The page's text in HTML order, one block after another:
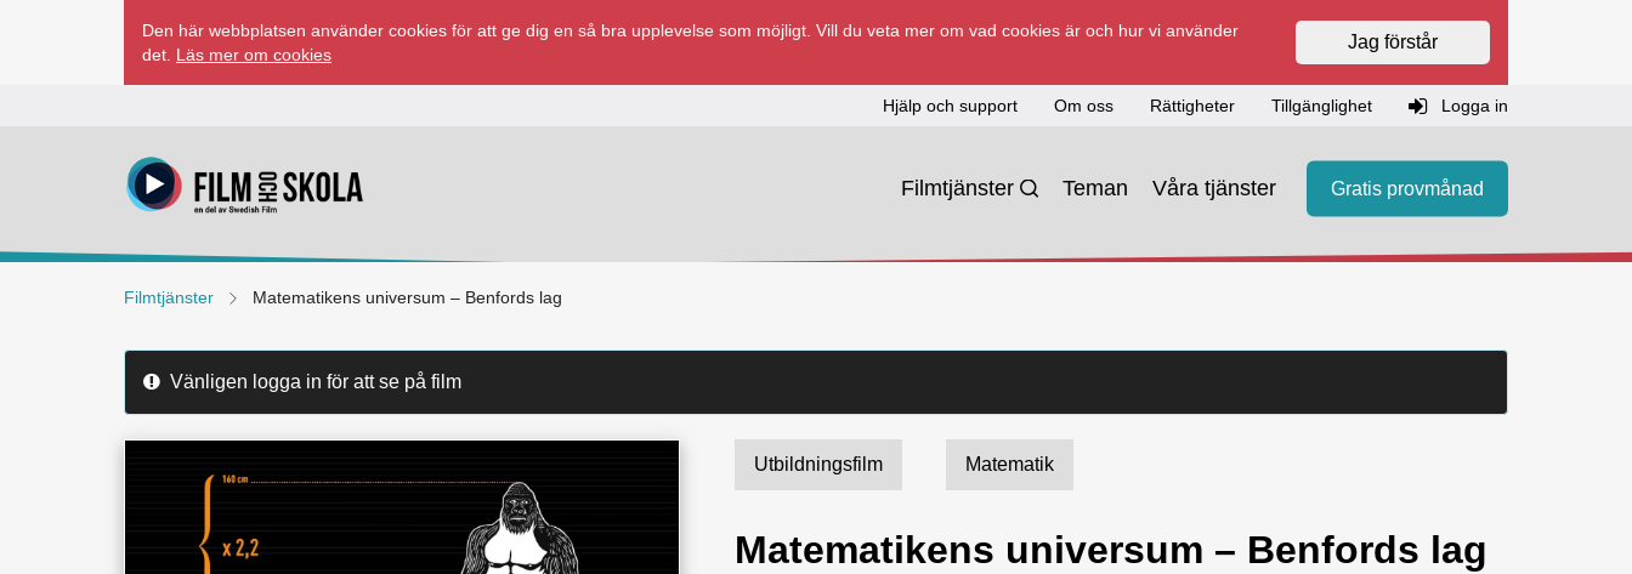
Den här webbplatsen använder cookies för att ge dig en så bra upplevelse som möjligt. Vill du veta mer om vad cookies är och hur vi använder
det. Läs mer om cookies
Jag förstår
Hjälp och support Om oss Rättigheter Tillgänglighet Logga in
Filmtjänster Teman Våra tjänster Gratis provmånad
Filmtjänster Matematikens universum – Benfords lag
Vänligen logga in för att se på film
Utbildningsfilm Matematik
Matematikens universum – Benfords lag